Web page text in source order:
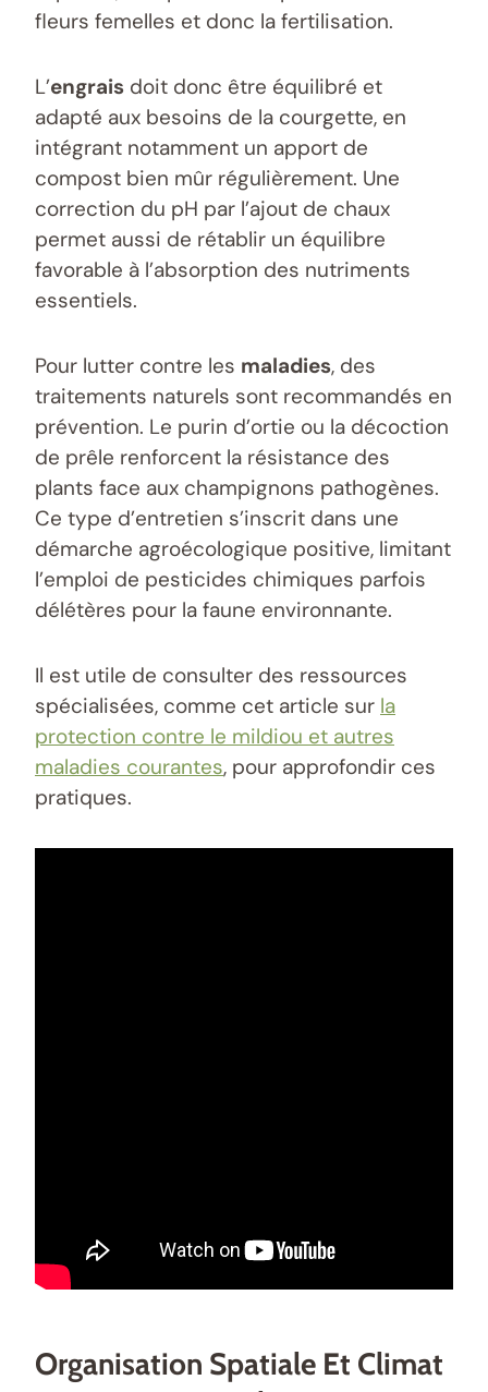
fleurs femelles et donc la fertilisation.
L’engrais doit donc être équilibré et
adapté aux besoins de la courgette, en
intégrant notamment un apport de
compost bien mûr régulièrement. Une
correction du pH par l’ajout de chaux
permet aussi de rétablir un équilibre
favorable à l’absorption des nutriments
essentiels.
Pour lutter contre les maladies, des
traitements naturels sont recommandés en
prévention. Le purin d’ortie ou la décoction
de prêle renforcent la résistance des
plants face aux champignons pathogènes.
Ce type d’entretien s’inscrit dans une
démarche agroécologique positive, limitant
l’emploi de pesticides chimiques parfois
délétères pour la faune environnante.
Il est utile de consulter des ressources
spécialisées, comme cet article sur la
protection contre le mildiou et autres
maladies courantes, pour approfondir ces
pratiques.
Organisation Spatiale Et Climat